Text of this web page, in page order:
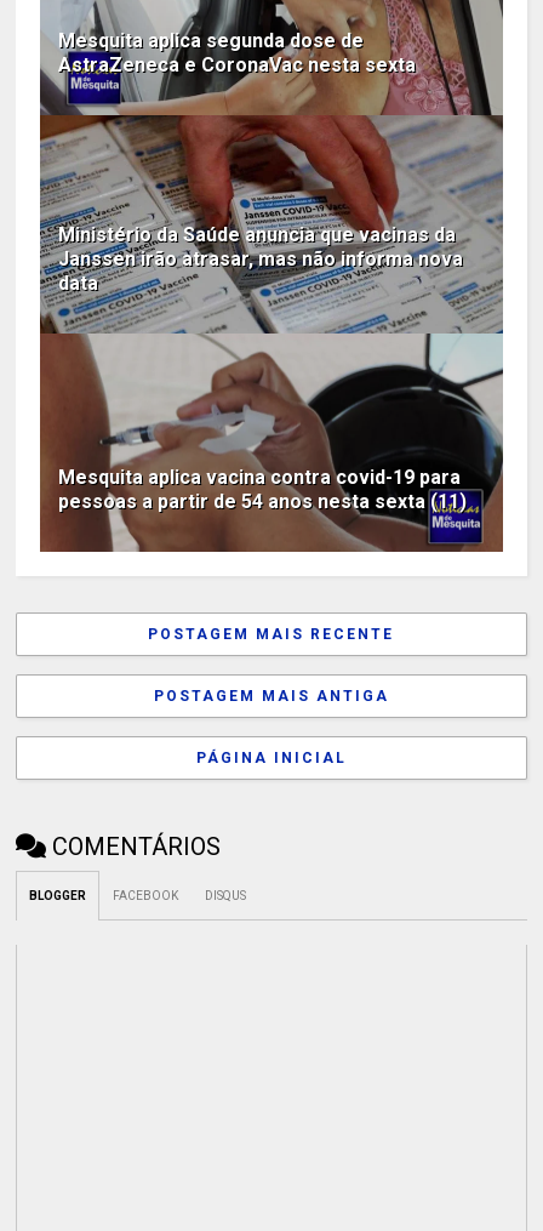
Mesquita aplica segunda dose de
AstraZeneca e CoronaVac nesta sexta
Ministério da Saúde anuncia que vacinas da
Janssen irão atrasar, mas não informa nova
data
Mesquita aplica vacina contra covid-19 para
pessoas a partir de 54 anos nesta sexta (11)
POSTAGEM MAIS RECENTE
POSTAGEM MAIS ANTIGA
PÁGINA INICIAL
COMENTÁRIOS
BLOGGER FACEBOOK DISQUS